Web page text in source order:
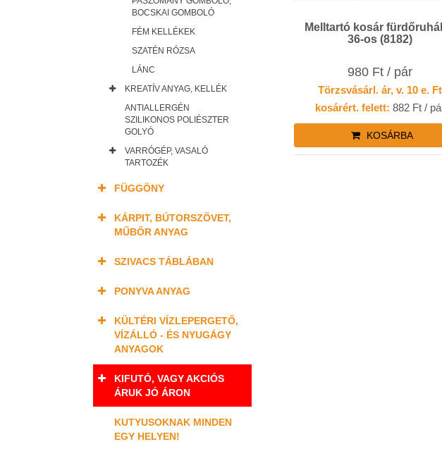
Melltartó kosár
36-os (8182)
980 Ft / pár
Törzsvásárl. ár, v. 10 e. Ft
kosárért. felett: 882 Ft /
KOSÁRBA
BOCSKAI GOMBOLÓ
FÉM KELLÉKEK
SZATÉN RÓZSA
LÁNC
KREATÍV ANYAG, KELLÉK
ANTIALLERGÉN
SZILIKONOS POLIÉSZTER
GOLYÓ
VARRÓGÉP, VASALÓ
TARTOZÉK
FÜGGÖNY
KÁRPIT, BÚTORSZÖVET,
MŰBŐR ANYAG
SZIVACS TÁBLÁBAN
PONYVA ANYAG
KÜLTÉRI VÍZLEPERGETŐ,
VÍZÁLLÓ - ÉS NYUGÁGY
ANYAGOK
KIFUTÓ, VAGY AKCIÓS
ÁRUK JÓ ÁRON
KUTYUSOKNAK MINDEN
EGY HELYEN!